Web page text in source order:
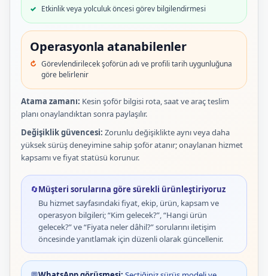
Etkinlik veya yolculuk öncesi görev bilgilendirmesi
Operasyonla atanabilenler
Görevlendirilecek şoförün adı ve profili tarih uygunluğuna
göre belirlenir
Atama zamanı: Kesin şoför bilgisi rota, saat ve araç teslim
planı onaylandıktan sonra paylaşılır.
Değişiklik güvencesi: Zorunlu değişiklikte aynı veya daha
yüksek sürüş deneyimine sahip şoför atanır; onaylanan hizmet
kapsamı ve fiyat statüsü korunur.
🔄Müşteri sorularına göre sürekli ürünleştiriyoruz
Bu hizmet sayfasındaki fiyat, ekip, ürün, kapsam ve
operasyon bilgileri; “Kim gelecek?”, “Hangi ürün
gelecek?” ve “Fiyata neler dâhil?” sorularını iletişim
öncesinde yanıtlamak için düzenli olarak güncellenir.